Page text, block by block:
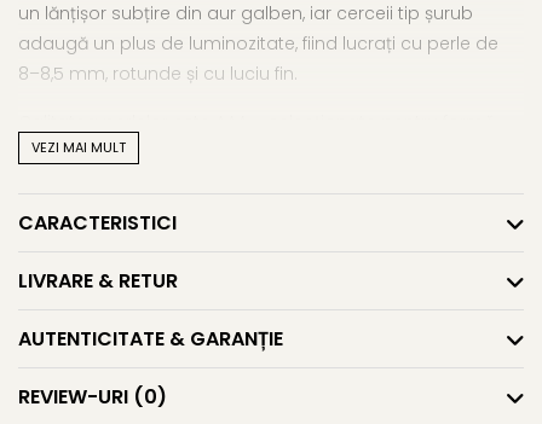
un lănțișor subțire din aur galben, iar cerceii tip șurub
adaugă un plus de luminozitate, fiind lucrați cu perle de
8–8,5 mm, rotunde și cu luciu fin.
luciu și uniformitate. Sistemul de prindere al cerceilor este
potriviți atât pentru birou, cât și pentru o cină elegantă.
perfect la baza gâtului și a accentua delicat linia
decolteului.
Acestset cu perle naturale premium
de bun gust și echilibru între valoare și naturalețe. Fie că
alegi să îl oferi în dar sau să îl porți tu, va rămâne o
VEZI MAI MULT
CARACTERISTICI
LIVRARE & RETUR
AUTENTICITATE & GARANȚIE
REVIEW-URI (0)